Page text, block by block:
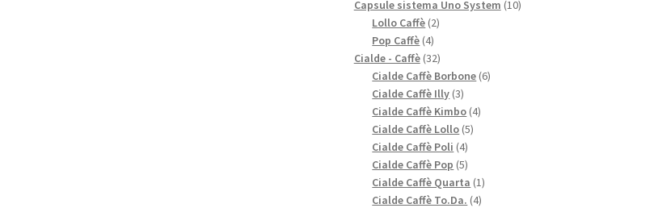
prodotti
Capsule sistema Uno System 1010
Lollo Caffè 22
Pop Caffè 44
prodotti
Cialde - Caffè 3232
prodotti
Cialde Caffè Borbone 66
Cialde Caffè Illy 33
prodotti
Cialde Caffè Kimbo 44
Cialde Caffè Lollo 55
Cialde Caffè Poli 44
prodotti
Cialde Caffè Pop 55
prodotti
Cialde Caffè Quarta 11
Cialde Caffè To.Da. 44